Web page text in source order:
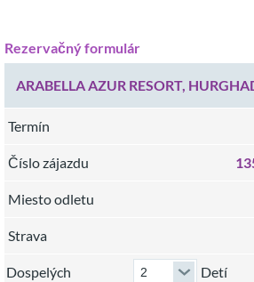
Rezervačný formulár
ARABELLA AZUR RESORT,
Termín
Číslo zájazdu
Miesto odletu
Strava
Dospelých Detí